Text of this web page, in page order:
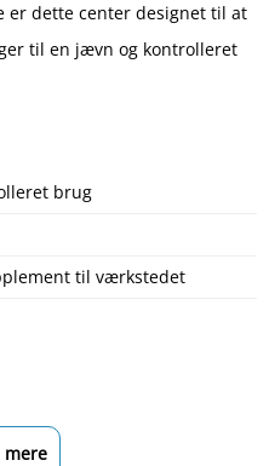
dette center designet til at
til en jævn og kontrolleret
brug
til værkstedet